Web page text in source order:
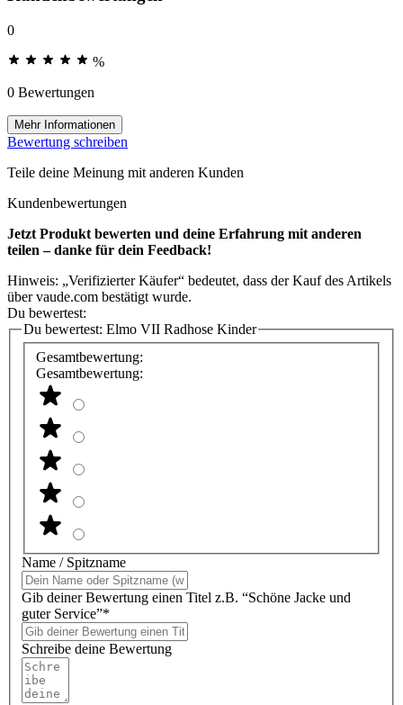
0
%
0 Bewertungen
Mehr Informationen
Bewertung schreiben
Teile deine Meinung mit anderen Kunden
Kundenbewertungen
Jetzt Produkt bewerten und deine Erfahrung mit anderen
teilen – danke für dein Feedback!
Hinweis: „Verifizierter Käufer“ bedeutet, dass der Kauf des Artikels
über vaude.com bestätigt wurde.
Du bewertest:
Du bewertest: Elmo VII Radhose Kinder
Gesamtbewertung:
Gesamtbewertung:
Name / Spitzname
Gib deiner Bewertung einen Titel z.B. “Schöne Jacke und
guter Service”*
Schreibe deine Bewertung